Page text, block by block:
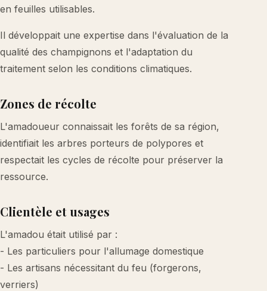
en feuilles utilisables.
Il développait une expertise dans l'évaluation de la
qualité des champignons et l'adaptation du
traitement selon les conditions climatiques.
Zones de récolte
L'amadoueur connaissait les forêts de sa région,
identifiait les arbres porteurs de polypores et
respectait les cycles de récolte pour préserver la
ressource.
Clientèle et usages
L'amadou était utilisé par :
- Les particuliers pour l'allumage domestique
- Les artisans nécessitant du feu (forgerons,
verriers)